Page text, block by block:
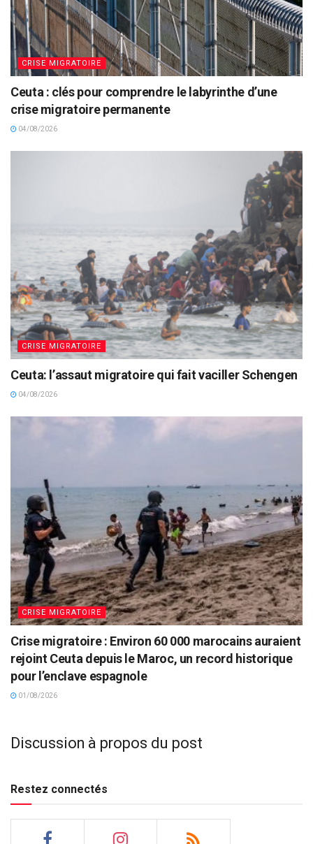
CRISE MIGRATOIRE
Ceuta : clés pour comprendre le labyrinthe d’une
crise migratoire permanente
04/08/2026
CRISE MIGRATOIRE
Ceuta: l’assaut migratoire qui fait vaciller Schengen
04/08/2026
CRISE MIGRATOIRE
Crise migratoire : Environ 60 000 marocains auraient
rejoint Ceuta depuis le Maroc, un record historique
pour l’enclave espagnole
01/08/2026
Discussion à propos du post
Restez connectés